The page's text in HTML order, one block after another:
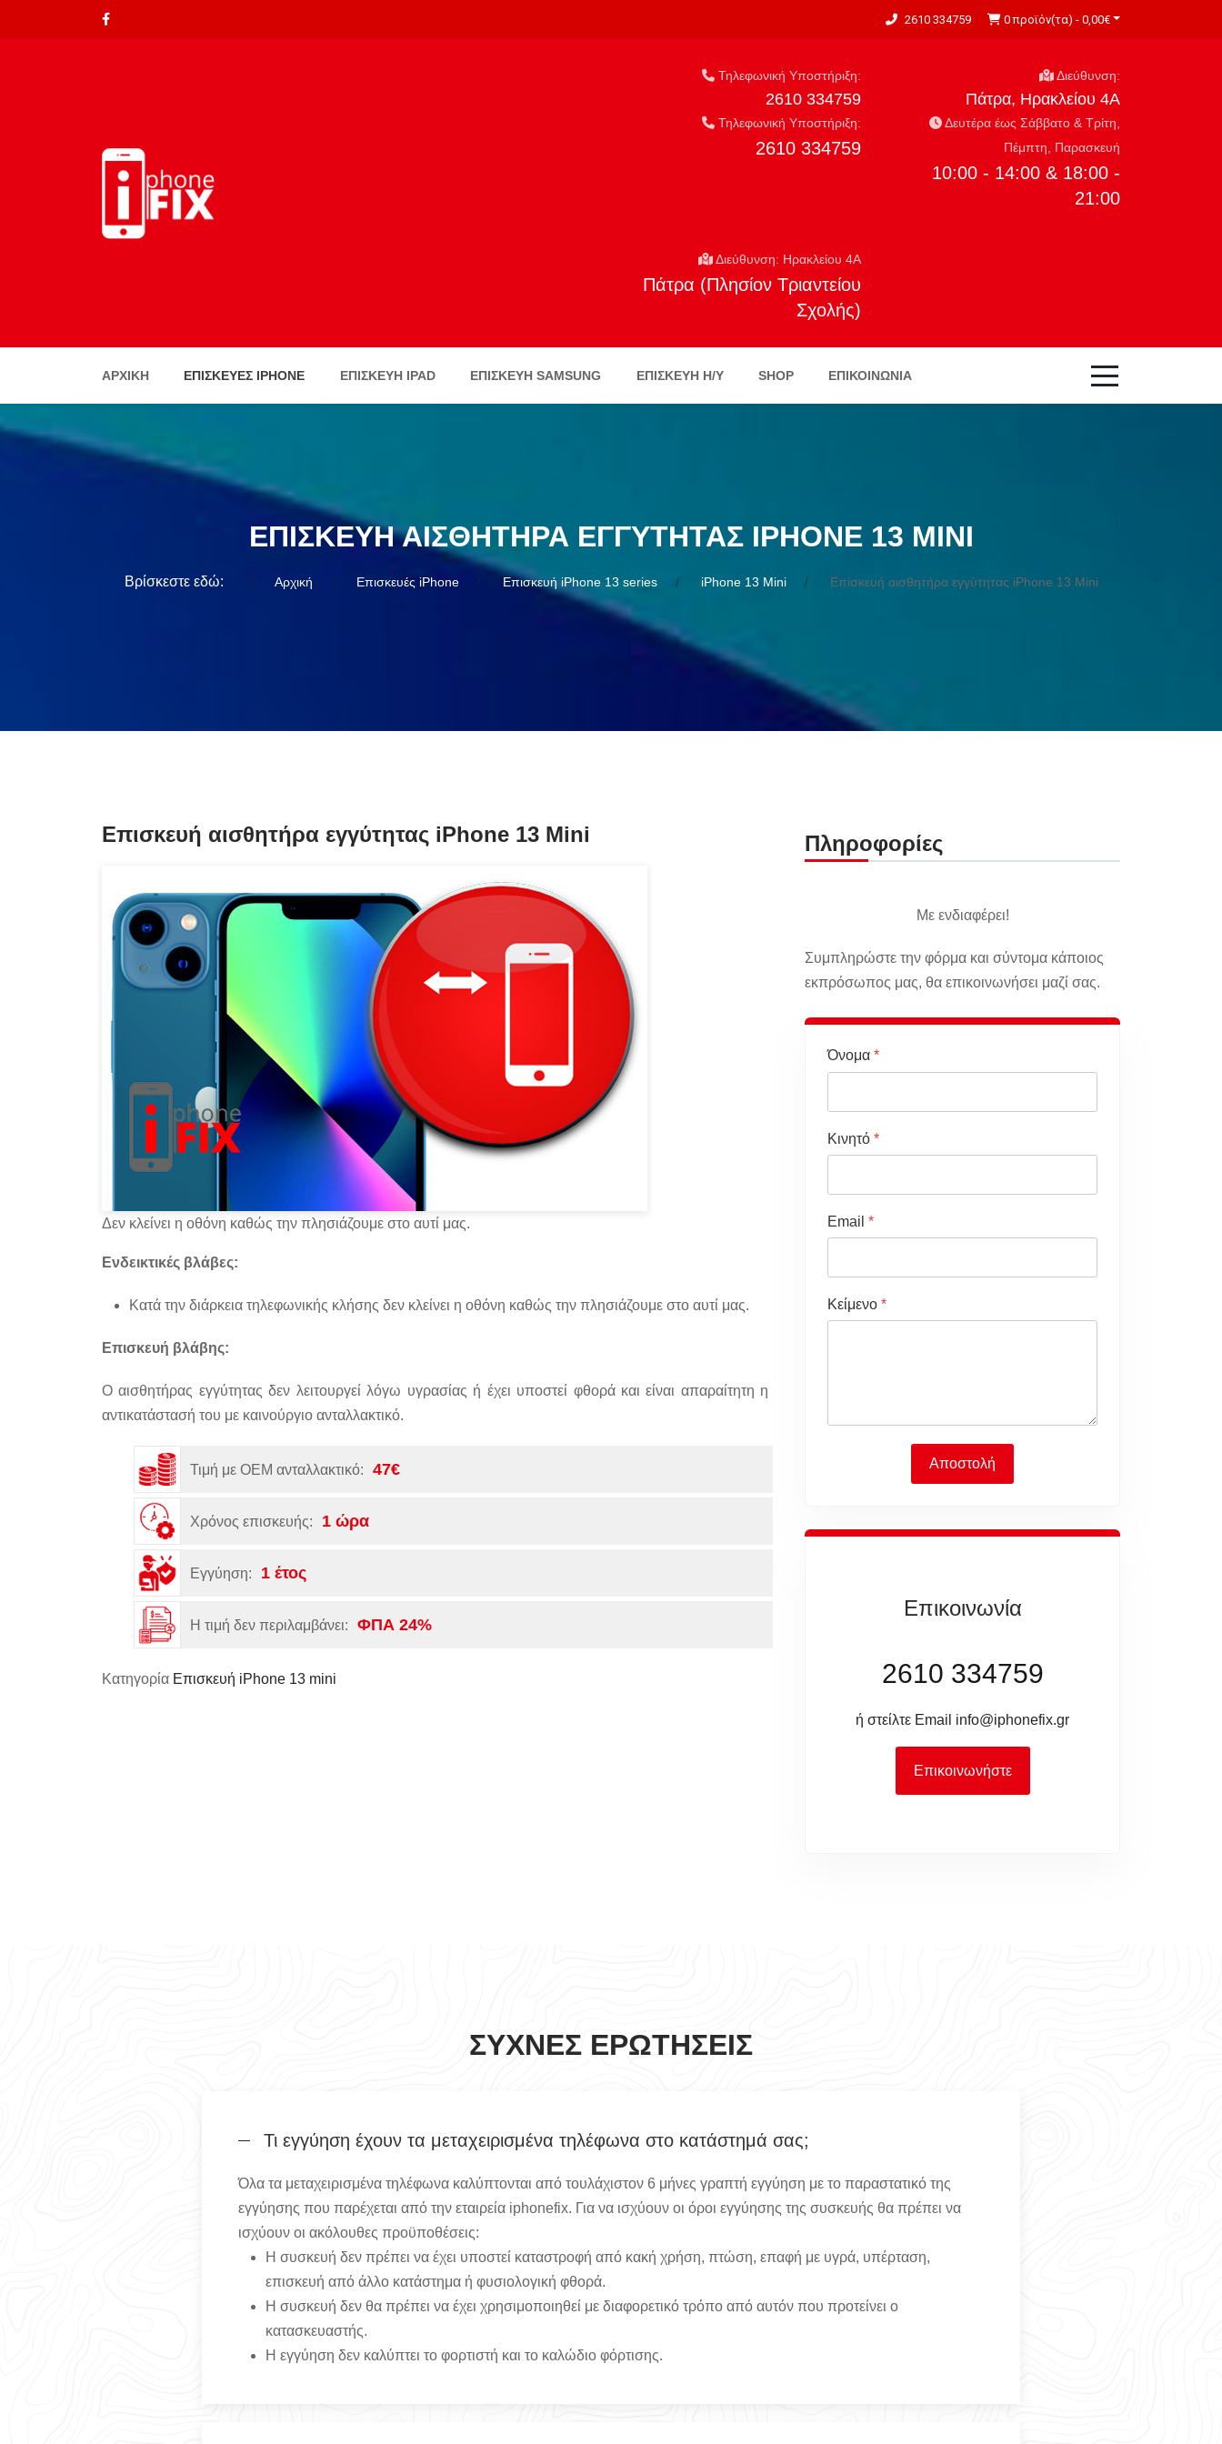
2610 334759 0 προϊόν(τα) - 0,00€
Τηλεφωνική Υποστήριξη:
2610 334759
Διεύθυνση:
Πάτρα, Ηρακλείου 4Α
Τηλεφωνική Υποστήριξη:
2610 334759
Δευτέρα έως Σάββατο & Τρίτη,
Πέμπτη, Παρασκευή
10:00 - 14:00 & 18:00 -
21:00
Διεύθυνση: Ηρακλείου 4Α
Πάτρα (Πλησίον Τριαντείου
Σχολής)
ΑΡΧΙΚΉ ΕΠΙΣΚΕΥΈΣ IPHONE ΕΠΙΣΚΕΥΗ IPAD ΕΠΙΣΚΕΥΗ SAMSUNG ΕΠΙΣΚΕΥΉ Η/Υ SHOP ΕΠΙΚΟΙΝΩΝΊΑ
ΕΠΙΣΚΕΥΉ ΑΙΣΘΗΤΉΡΑ ΕΓΓΎΤΗΤΑΣ IPHONE 13 MINI
Βρίσκεστε εδώ: Αρχική Επισκευές iPhone Επισκευή iPhone 13 series iPhone 13 Mini Επισκευή αισθητήρα εγγύτητας iPhone 13 Mini
Επισκευή αισθητήρα εγγύτητας iPhone 13 Mini
Δεν κλείνει η οθόνη καθώς την πλησιάζουμε στο αυτί μας.
Ενδεικτικές βλάβες:
Κατά την διάρκεια τηλεφωνικής κλήσης δεν κλείνει η οθόνη καθώς την πλησιάζουμε στο αυτί μας.
Επισκευή βλάβης:
Ο αισθητήρας εγγύτητας δεν λειτουργεί λόγω υγρασίας ή έχει υποστεί φθορά και είναι απαραίτητη η
αντικατάστασή του με καινούργιο ανταλλακτικό.
Τιμή με OEM ανταλλακτικό: 47€
Χρόνος επισκευής: 1 ώρα
Εγγύηση: 1 έτος
Η τιμή δεν περιλαμβάνει: ΦΠΑ 24%
Κατηγορία Επισκευή iPhone 13 mini
Πληροφορίες
Με ενδιαφέρει!
Συμπληρώστε την φόρμα και σύντομα κάποιος
εκπρόσωπος μας, θα επικοινωνήσει μαζί σας.
Όνομα*
Κινητό*
Email*
Κείμενο*
Αποστολή
Επικοινωνία
2610 334759
ή στείλτε Email info@iphonefix.gr
Επικοινωνήστε
ΣΥΧΝΈΣ ΕΡΩΤΉΣΕΙΣ
Τι εγγύηση έχουν τα μεταχειρισμένα τηλέφωνα στο κατάστημά σας;
Όλα τα μεταχειρισμένα τηλέφωνα καλύπτονται από τουλάχιστον 6 μήνες γραπτή εγγύηση με το παραστατικό της
εγγύησης που παρέχεται από την εταιρεία iphonefix. Για να ισχύουν οι όροι εγγύησης της συσκευής θα πρέπει να
ισχύουν οι ακόλουθες προϋποθέσεις:
Η συσκευή δεν πρέπει να έχει υποστεί καταστροφή από κακή χρήση, πτώση, επαφή με υγρά, υπέρταση,
επισκευή από άλλο κατάστημα ή φυσιολογική φθορά.
Η συσκευή δεν θα πρέπει να έχει χρησιμοποιηθεί με διαφορετικό τρόπο από αυτόν που προτείνει ο
κατασκευαστής.
Η εγγύηση δεν καλύπτει το φορτιστή και το καλώδιο φόρτισης.